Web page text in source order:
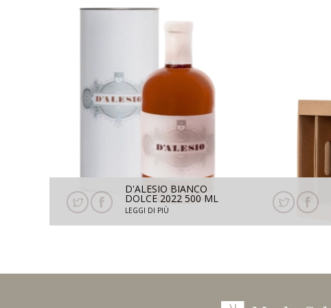
D'ALESIO BIANCO
DOLCE 2022 500 ML
CON ASTUCCIO
LEGGI DI PIÙ